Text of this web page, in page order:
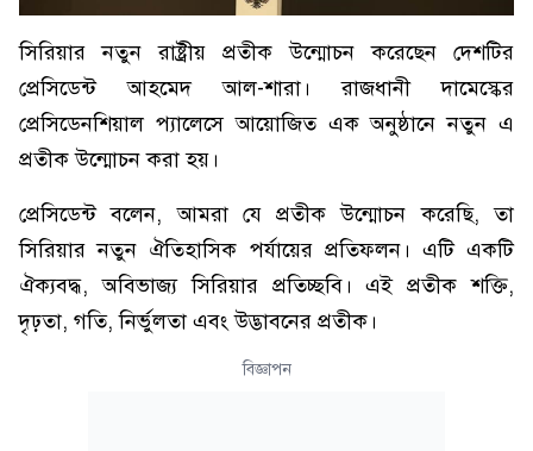
সিরিয়ার নতুন রাষ্ট্রীয় প্রতীক উন্মোচন করেছেন দেশটির
প্রেসিডেন্ট আহমেদ আল-শারা। রাজধানী দামেস্কের
প্রেসিডেনশিয়াল প্যালেসে আয়োজিত এক অনুষ্ঠানে নতুন এ
প্রতীক উন্মোচন করা হয়।
প্রেসিডেন্ট বলেন, আমরা যে প্রতীক উন্মোচন করেছি, তা
সিরিয়ার নতুন ঐতিহাসিক পর্যায়ের প্রতিফলন। এটি একটি
ঐক্যবদ্ধ, অবিভাজ্য সিরিয়ার প্রতিচ্ছবি। এই প্রতীক শক্তি,
দৃঢ়তা, গতি, নির্ভুলতা এবং উদ্ভাবনের প্রতীক।
বিজ্ঞাপন